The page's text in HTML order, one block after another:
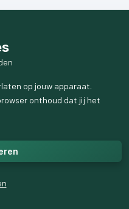
op jouw apparaat.
onthoud dat jij het